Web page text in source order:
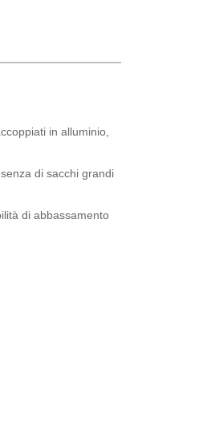
in alluminio,
di sacchi grandi
di abbassamento